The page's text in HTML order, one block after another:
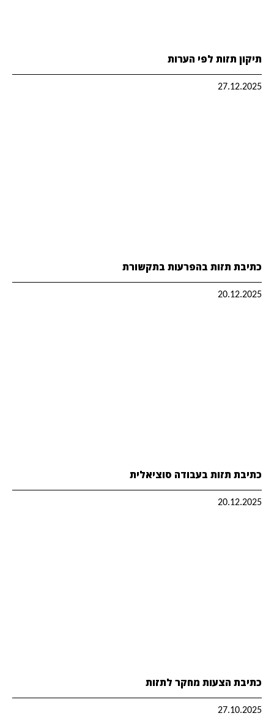
תיקון תזות לפי הערות
27.12.2025
כתיבת תזות בהפרעות בתקשורת
20.12.2025
כתיבת תזות בעבודה סוציאלית
20.12.2025
כתיבת הצעות מחקר לתזות
27.10.2025